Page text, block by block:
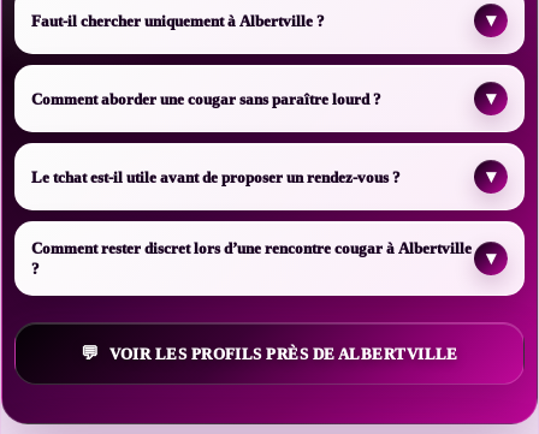
Faut-il chercher uniquement à Albertville ? ▾
Comment aborder une cougar sans paraître lourd ? ▾
Le tchat est-il utile avant de proposer un rendez-vous ? ▾
Comment rester discret lors d’une rencontre cougar à Albertville
?
▾
VOIR LES PROFILS PRÈS DE ALBERTVILLE